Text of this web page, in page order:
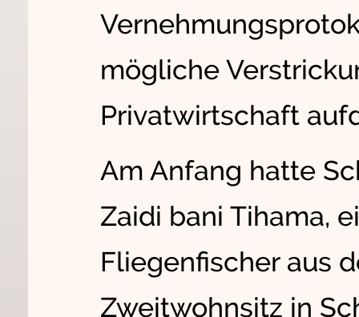
mögliche
Privatwirtschaft
Am Anfang hatte
Zaidi bani Tihama,
Fliegenfischer aus
Zweitwohnsitz in